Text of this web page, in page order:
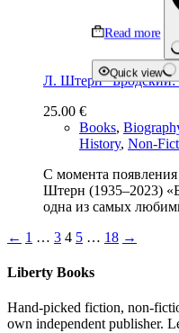
Read more
Quick view
Л. Штерн “Бродский:
25.00 €
Books,
History, Non-
С момента
Штерн (1935–2023)
одна из самых
← 1 … 3 4 5 … 18 →
Liberty Books
Hand-picked fiction, non-
own independent publisher.